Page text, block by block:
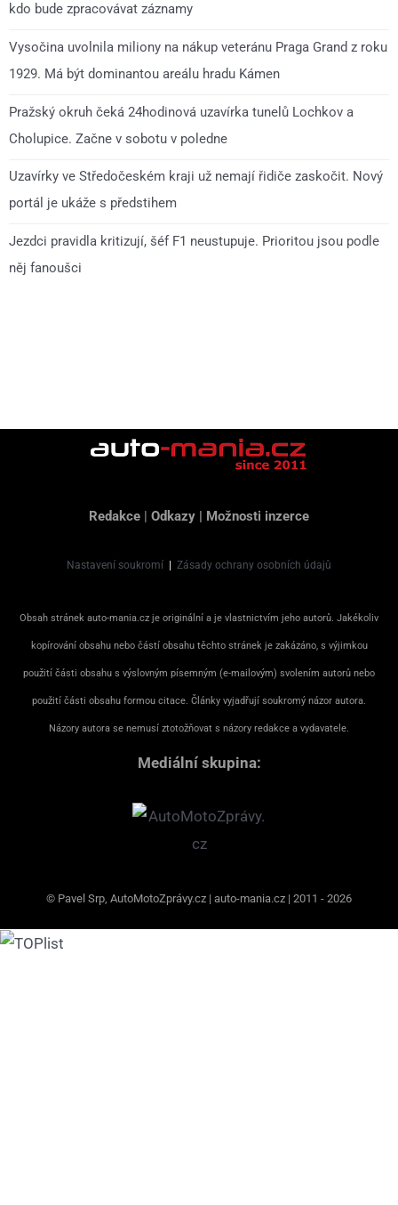
kdo bude zpracovávat záznamy
Vysočina uvolnila miliony na nákup veteránu Praga Grand z roku
1929. Má být dominantou areálu hradu Kámen
Pražský okruh čeká 24hodinová uzavírka tunelů Lochkov a
Cholupice. Začne v sobotu v poledne
Uzavírky ve Středočeském kraji už nemají řidiče zaskočit. Nový
portál je ukáže s předstihem
Jezdci pravidla kritizují, šéf F1 neustupuje. Prioritou jsou podle
něj fanoušci
Redakce | Odkazy | Možnosti inzerce
Nastavení soukromí Zásady ochrany osobních údajů
Obsah stránek auto-mania.cz je originální a je vlastnictvím jeho autorů. Jakékoliv
kopírování obsahu nebo částí obsahu těchto stránek je zakázáno, s výjimkou
použití části obsahu s výslovným písemným (e-mailovým) svolením autorů nebo
použití části obsahu formou citace. Články vyjadřují soukromý názor autora.
Názory autora se nemusí ztotožňovat s názory redakce a vydavatele.
Mediální skupina:
© Pavel Srp, AutoMotoZprávy.cz | auto-mania.cz | 2011 - 2026